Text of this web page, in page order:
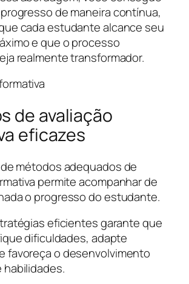
de maneira contínua,
cada estudante alcance seu
e que o processo
realmente transformador.
de avaliação
eficazes
métodos adequados de
permite acompanhar de
o progresso do estudante.
eficientes garante que
dificuldades, adapte
favoreça o desenvolvimento